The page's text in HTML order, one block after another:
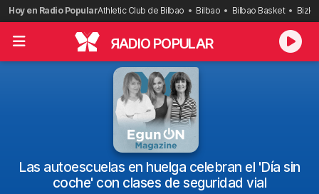
Saltar
al
contenido
Hoy en Radio PopularAthletic Club de Bilbao Bilbao Bilbao Basket
RADIO POPULAR
Las autoescuelas en huelga celebran el 'Día sin
coche' con clases de seguridad vial